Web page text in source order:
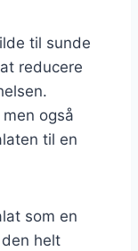
til sunde
reducere
også
til en
som en
helt